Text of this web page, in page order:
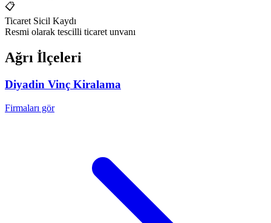
📋
Ticaret Sicil Kaydı
Resmi olarak tescilli ticaret unvanı
Ağrı İlçeleri
Diyadin Vinç Kiralama
Firmaları gör